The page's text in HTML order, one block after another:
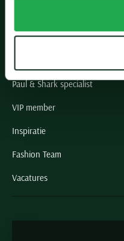
Schulte Herenmode
Paul & Shark specialist
VIP member
Inspiratie
Fashion Team
Vacatures